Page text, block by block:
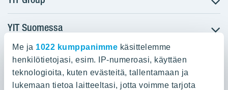
Me ja 1022 kumppanimme käsittelemme
henkilötietojasi, esim. IP-numeroasi, käyttäen
teknologioita, kuten evästeitä, tallentamaan ja
lukemaan tietoa laitteeltasi, jotta voimme tarjota
Tietoa YIT:stä
Töihin meille
Sijoittajat
Projektit
YIT Suomessa
Myytävät asunnot
Vuokrattavat toimitilat
Kiinteistösijoittaminen
YIT:n pääkonttori
Panuntie 11, PL 36, 00620 Helsinki